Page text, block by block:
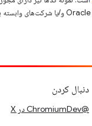
دنبال کردن
@ChromiumDev در X